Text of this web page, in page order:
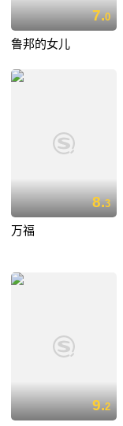
7.0
鲁邦的女儿
8.3
万福
9.2